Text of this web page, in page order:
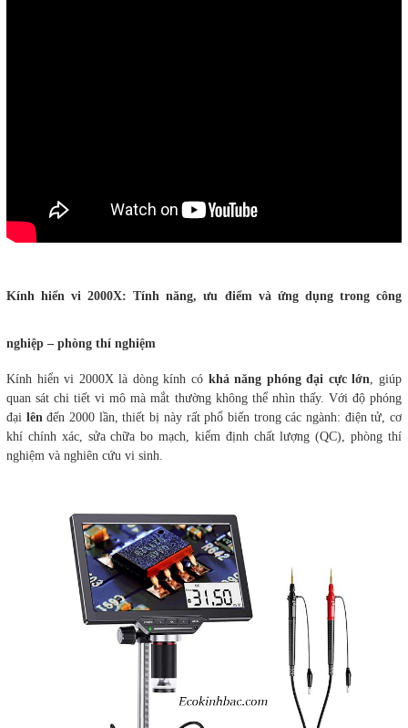
Kính hiển vi 2000X: Tính năng, ưu điểm và ứng dụng trong công
nghiệp – phòng thí nghiệm
Kính hiển vi 2000X là dòng kính có khả năng phóng đại cực lớn, giúp
quan sát chi tiết vi mô mà mắt thường không thể nhìn thấy. Với độ phóng
đại lênđến 2000 lần, thiết bị này rất phổ biến trong các ngành: điện tử, cơ
khí chính xác, sửa chữa bo mạch, kiểm định chất lượng (QC), phòng thí
nghiệm và nghiên cứu vi sinh.